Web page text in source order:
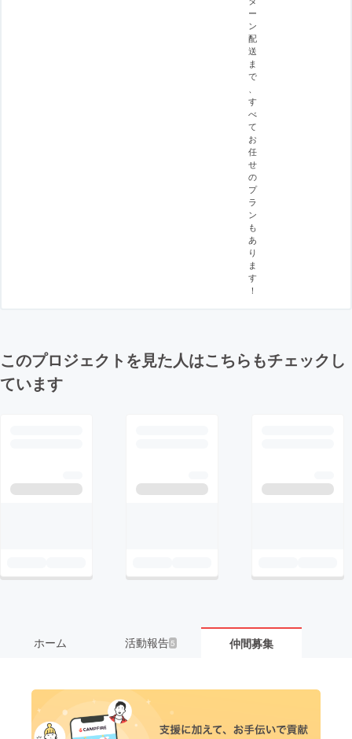
ー
ン
配
送
ま
で
す
べ
て
お
任
せ
の
プ
ラ
ン
も
あ
り
ま
す
！
このプロジェクトを見た人はこちらもチェックし
ています
ホーム 活動報告5 仲間募集